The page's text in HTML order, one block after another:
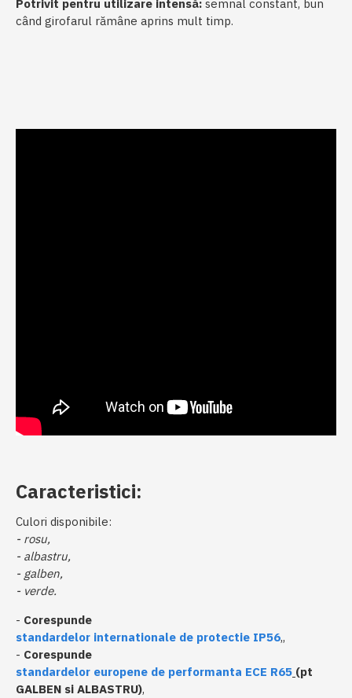
Potrivit pentru utilizare intensă: semnal constant, bun
când girofarul rămâne aprins mult timp.
Caracteristici:
Culori disponibile:
- rosu,
- albastru,
- galben,
- verde.
- Corespunde
standardelor internationale de protectie IP56,,
- Corespunde
standardelor europene de performanta ECE R65 (pt
GALBEN si ALBASTRU),